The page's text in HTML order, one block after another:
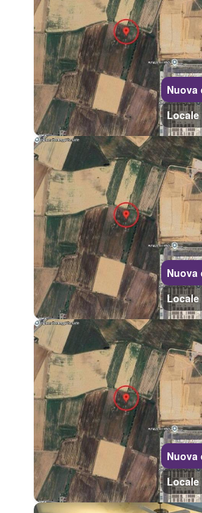
Nuova
Locale
Nuova
Locale
Nuova
Locale